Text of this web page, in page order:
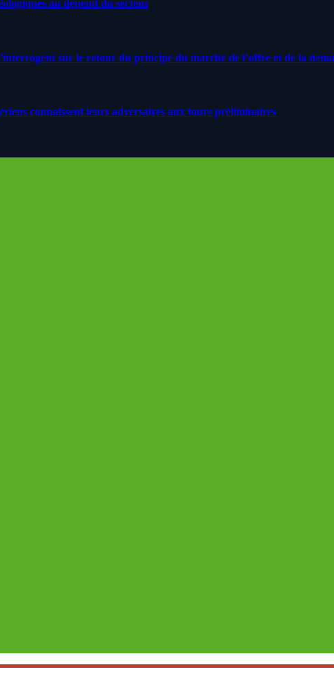
au dépend du secteur
sur le retour du principe du marché de l’offre et de la
connaissent leurs adversaires aux tours préliminaires